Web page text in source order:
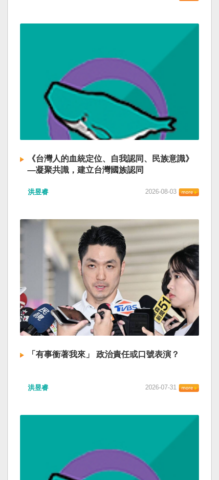
《台灣人的血統定位、自我認同、民族意識》
—凝聚共識，建立台灣國族認同
洪昱睿 2026-08-03
「有事衝著我來」 政治責任或口號表演？
洪昱睿 2026-07-31